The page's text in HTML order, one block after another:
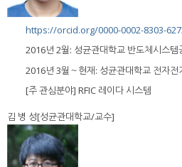
https://orcid.org/0000-0002-8303-
2016년 2월: 성균관대학교 반도체시스템
2016년 3월～현재: 성균관대학교 전자
[주 관심분야] RFIC 레이다 시스템
김 병 성[성균관대학교/교수]